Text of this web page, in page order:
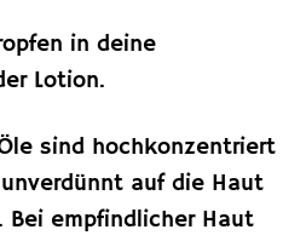
in deine
Lotion.
sind hochkonzentriert
auf die Haut
Bei empfindlicher Haut